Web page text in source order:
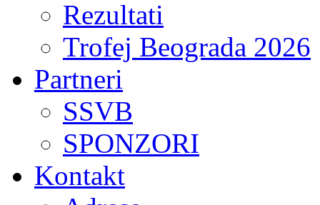
Rezultati
Trofej Beograda 2026
Partneri
SSVB
SPONZORI
Kontakt